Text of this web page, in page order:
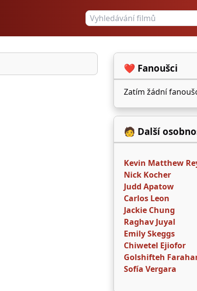
❤️ Fanoušci
Zatím žádní
🧑 Další
Kevin Matthew
Nick Kocher
Judd Apatow
Carlos Leon
Jackie Chung
Raghav Juyal
Emily Skeggs
Chiwetel Ejiofor
Golshifteh
Sofía Vergara